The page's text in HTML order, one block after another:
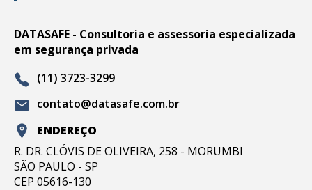
DATASAFE - Consultoria e assessoria especializada
em segurança privada
(11) 3723-3299
contato@datasafe.com.br
ENDEREÇO
R. DR. CLÓVIS DE OLIVEIRA, 258 - MORUMBI
SÃO PAULO - SP
CEP 05616-130